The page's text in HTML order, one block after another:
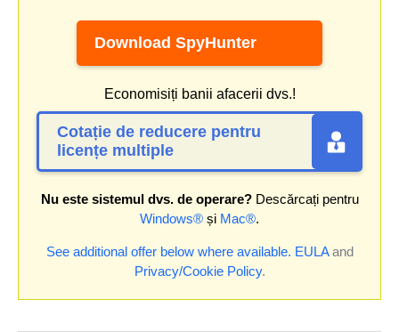
Download SpyHunter
Economisiți banii afacerii dvs.!
Cotație de reducere pentru
licențe multiple
Nu este sistemul dvs. de operare?Descărcați pentru
Windows® și Mac®.
See additional offer below where available. EULAand
Privacy/Cookie Policy.